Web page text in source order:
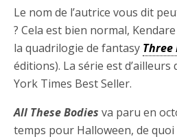
Le nom de l’autrice vous dit
? Cela est bien normal,
la quadrilogie de fantasy Three
éditions). La série est
York Times Best Seller.
All These Bodies va paru en
temps pour Halloween, de